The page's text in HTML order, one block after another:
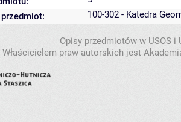
100-302 - Katedra
Opisy przedmiotów w USOS
Właścicielem praw autorskich jest